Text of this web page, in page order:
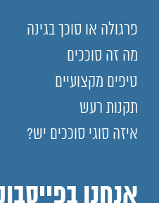
פרגולה או סוכך בגינה
מה זה סוככים
טיפים מקצועיים
תקנות רעש
איזה סוגי סוככים יש?
אנחנו